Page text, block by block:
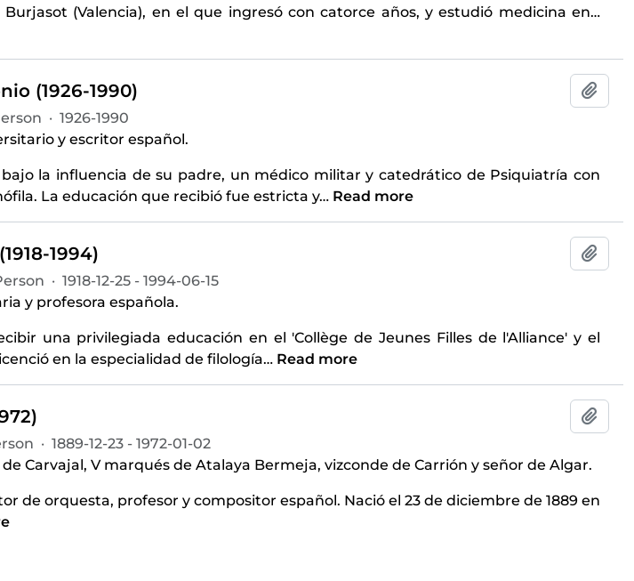
(Valencia), en el que ingresó con catorce años, y estudió medicina en…
(1926-1990)
· 1926-1990
y escritor español.
bajo la influencia de su padre, un médico militar y catedrático de Psiquiatría con
La educación que recibió fue estricta y… Read more
1994)
· 1918-12-25 - 1994-06-15
y profesora española.
una privilegiada educación en el 'Collège de Jeunes Filles de l'Alliance' y el
en la especialidad de filología… Read more
· 1889-12-23 - 1972-01-02
Carvajal, V marqués de Atalaya Bermeja, vizconde de Carrión y señor de Algar.
de orquesta, profesor y compositor español. Nació el 23 de diciembre de 1889 en